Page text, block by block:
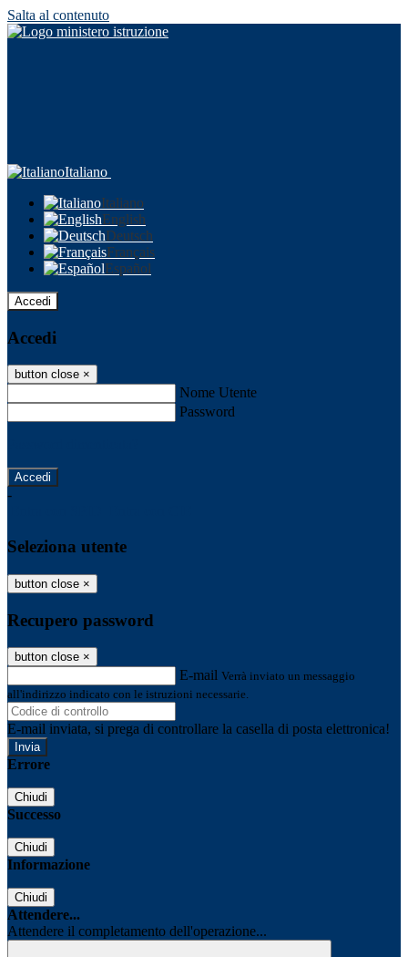
Salta al contenuto
Italiano
Italiano
English
Deutsch
Français
Español
Accedi
Accedi
button close ×
Nome Utente
Password
-
Seleziona utente
button close ×
Recupero password
button close ×
E-mail Verrà inviato un messaggio
all'indirizzo indicato con le istruzioni necessarie.
E-mail inviata, si prega di controllare la casella di posta elettronica!
Errore
Chiudi
Successo
Chiudi
Informazione
Chiudi
Attendere...
Attendere il completamento dell'operazione...